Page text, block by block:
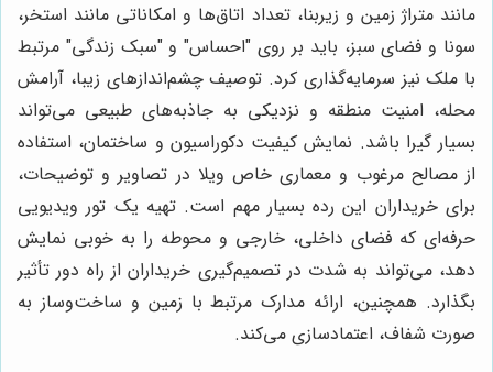
مانند متراژ زمین و زیربنا، تعداد اتاق‌ها و امکاناتی مانند استخر،
سونا و فضای سبز، باید بر روی "احساس" و "سبک زندگی" مرتبط
با ملک نیز سرمایه‌گذاری کرد. توصیف چشم‌اندازهای زیبا، آرامش
محله، امنیت منطقه و نزدیکی به جاذبه‌های طبیعی می‌تواند
بسیار گیرا باشد. نمایش کیفیت دکوراسیون و ساختمان، استفاده
از مصالح مرغوب و معماری خاص ویلا در تصاویر و توضیحات،
برای خریداران این رده بسیار مهم است. تهیه یک تور ویدیویی
حرفه‌ای که فضای داخلی، خارجی و محوطه را به خوبی نمایش
دهد، می‌تواند به شدت در تصمیم‌گیری خریداران از راه دور تأثیر
بگذارد. همچنین، ارائه مدارک مرتبط با زمین و ساخت‌وساز به
صورت شفاف، اعتمادسازی می‌کند.